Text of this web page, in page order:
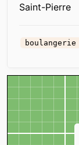
Saint-Pierre
boulangerie
Carte